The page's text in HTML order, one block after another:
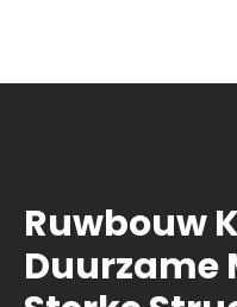
Ruwbouw
Duurzame